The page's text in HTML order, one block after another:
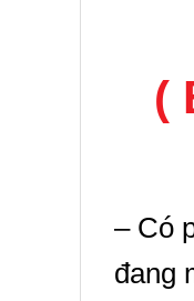
(
– Có
đang